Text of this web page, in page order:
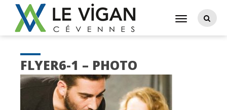
FLYER6-1 – PHOTO